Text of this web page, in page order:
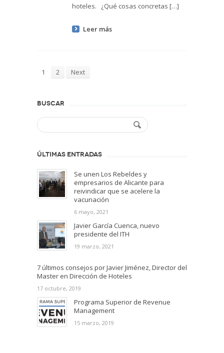
hoteles. ¿Qué cosas concretas […]
Leer más
1 2 Next
BUSCAR
ÚLTIMAS ENTRADAS
Se unen Los Rebeldes y
empresarios de Alicante para
reivindicar que se acelere la
vacunación
6 mayo, 2021
Javier García Cuenca, nuevo
presidente del ITH
19 marzo, 2021
7 últimos consejos por Javier Jiménez, Director del
Master en Dirección de Hoteles
17 octubre, 2019
Programa Superior de Revenue
Management
15 marzo, 2019